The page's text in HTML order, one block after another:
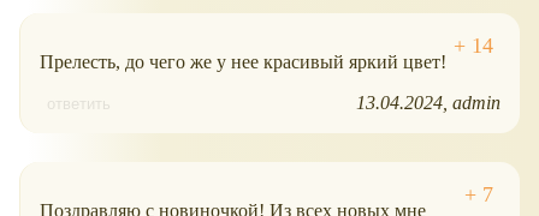
Прелесть, до чего же у нее красивый яркий цвет!
ответить 13.04.2024 admin
Поздравляю с новиночкой! Из всех новых мне